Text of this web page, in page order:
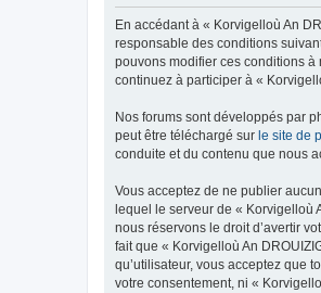
En accédant à « Korvigelloù An
responsable des conditions
pouvons modifier ces conditions à
continuez à participer à «
Nos forums sont développés par
peut être téléchargé sur le site de
conduite et du contenu que nous
Vous acceptez de ne publier
lequel le serveur de « Korvigelloù
nous réservons le droit d’avertir
fait que « Korvigelloù An
qu’utilisateur, vous acceptez que
votre consentement, ni «